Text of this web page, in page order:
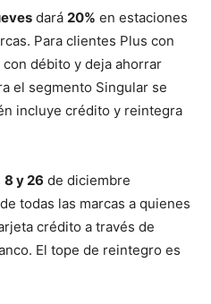
dará 20% en estaciones
Para clientes Plus con
débito y deja ahorrar
el segmento Singular se
incluye crédito y reintegra
8 y 26 de diciembre
todas las marcas a quienes
crédito a través de
El tope de reintegro es